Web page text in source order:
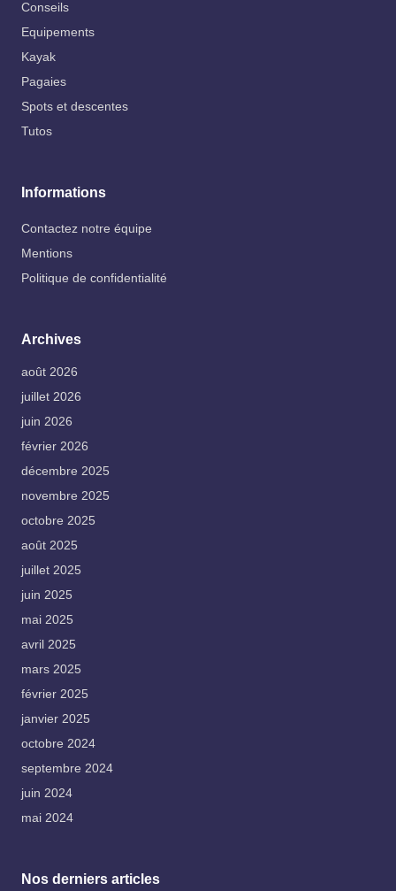
Conseils
Equipements
Kayak
Pagaies
Spots et descentes
Tutos
Informations
Contactez notre équipe
Mentions
Politique de confidentialité
Archives
août 2026
juillet 2026
juin 2026
février 2026
décembre 2025
novembre 2025
octobre 2025
août 2025
juillet 2025
juin 2025
mai 2025
avril 2025
mars 2025
février 2025
janvier 2025
octobre 2024
septembre 2024
juin 2024
mai 2024
Nos derniers articles